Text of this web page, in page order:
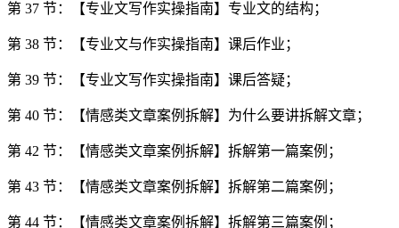
第 37 节：【专业文写作实操指南】专业文的结构；
第 38 节：【专业文与作实操指南】课后作业；
第 39 节：【专业文写作实操指南】课后答疑；
第 40 节：【情感类文章案例拆解】为什么要讲拆解文章；
第 42 节：【情感类文章案例拆解】拆解第一篇案例；
第 43 节：【情感类文章案例拆解】拆解第二篇案例；
第 44 节：【情感类文章案例拆解】拆解第三篇案例；